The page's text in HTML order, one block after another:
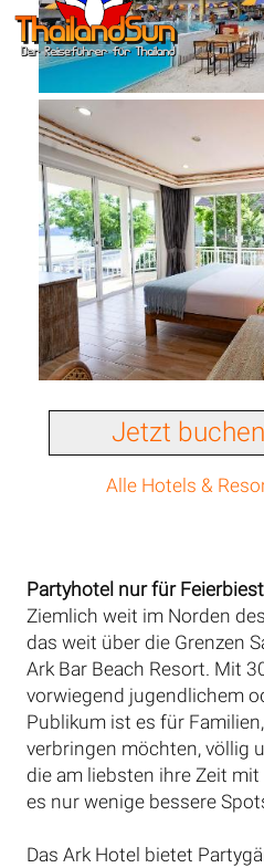
Jetzt buchen
Alle Hotels &
Partyhotel nur für
Ziemlich weit im Norden
das weit über die Grenzen
Ark Bar Beach Resort. Mit
vorwiegend jugendlichem
Publikum ist es für
verbringen möchten, völlig
die am liebsten ihre Zeit
es nur wenige bessere
Das Ark Hotel bietet